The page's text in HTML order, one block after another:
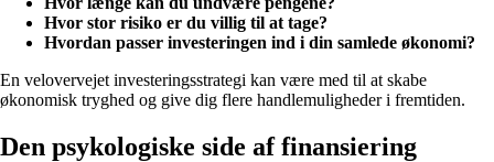
Hvor stor risiko er du villig til at tage?
Hvordan passer investeringen ind i din samlede økonomi?
En velovervejet investeringsstrategi kan være med til at skabe
økonomisk tryghed og give dig flere handlemuligheder i fremtiden.
Den psykologiske side af finansiering